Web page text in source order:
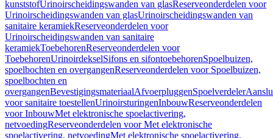
kunststofUrinoirscheidingswanden van glasReserveonderdelen voor
Urinoirscheidingswanden van glasUrinoirscheidingswanden van
sanitaire keramiekReserveonderdelen voor
Urinoirscheidingswanden van sanitaire
keramiekToebehorenReserveonderdelen voor
ToebehorenUrinoirdekselSifons en sifontoebehorenSpoelbuizen,
spoelbochten en overgangenReserveonderdelen voor Spoelbuizen,
spoelbochten en
overgangenBevestigingsmateriaalAfvoerpluggenSpoelverdeler
voor sanitaire toestellenUrinoirsturingenInbouwReserveonderdelen
voor InbouwMet elektronische spoelactivering,
netvoedingReserveonderdelen voor Met elektronische
spoelactivering, netvoedingMet elektronische spoelactivering,